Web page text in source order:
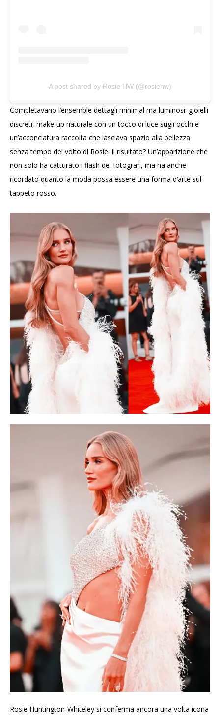
A post shared by Rosie HW (@rosiehw)
Completavano l’ensemble dettagli minimal ma luminosi: gioielli
discreti, make-up naturale con un tocco di luce sugli occhi e
un’acconciatura raccolta che lasciava spazio alla bellezza
senza tempo del volto di Rosie. Il risultato? Un’apparizione che
non solo ha catturato i flash dei fotografi, ma ha anche
ricordato quanto la moda possa essere una forma d’arte sul
tappeto rosso.
Rosie Huntington-Whiteley si conferma ancora una volta icona